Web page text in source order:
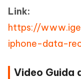
Link:
https://
iphone-data-
Video Guida